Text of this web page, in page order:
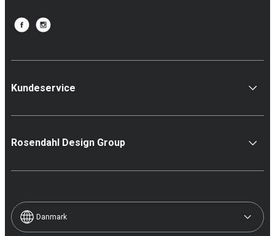
Kundeservice
Rosendahl Design Group
Danmark